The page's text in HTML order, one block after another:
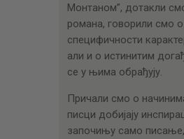
Монтаном”, дотакли
романа, говорили смо о
специфичности
али и о истинитим
се у њима обрађују.
Причали смо о
писци добијају
започињу само